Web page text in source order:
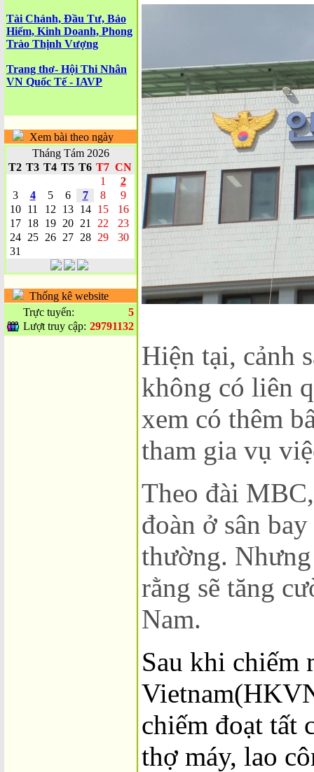
Tài Chánh, Đầu Tư, Bảo
Hiểm, Kinh Doanh, Phong
Trào Thịnh Vượng
Trang thơ- Hội Thi Nhân
VN Quốc Tế - IAVP
Xem bài theo ngày
Tháng Tám 2026
T2 T3 T4 T5 T6 T7 CN
1
2
3
4 5 6 7 8
9
10
11 12 13 14 15
16
17
18 19 20 21 22
23
24
25 26 27 28 29
30
31
Thống kê website
Trực tuyến:
5
Lượt truy cập: 29791132
Hiện tại, cảnh
không có liên
xem có thêm
tham gia vụ
Theo đài
đoàn ở sân
thường.
rằng sẽ tăng
Nam.
Sau khi chiếm
chiếm đoạt tất
thợ máy, lao